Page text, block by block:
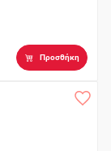
Προσθήκη